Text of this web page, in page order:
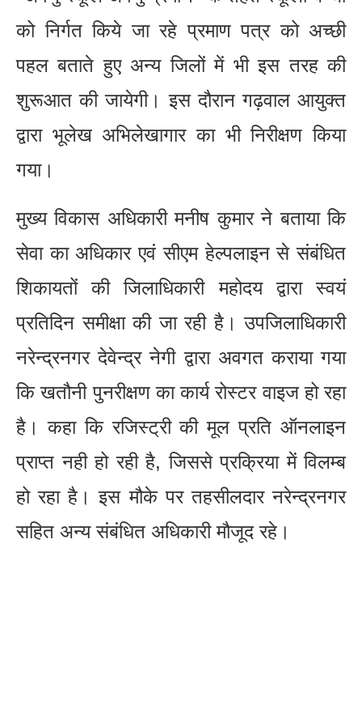
को निर्गत किये जा रहे प्रमाण पत्र को अच्छी
पहल बताते हुए अन्य जिलों में भी इस तरह की
शुरूआत की जायेगी। इस दौरान गढ़वाल आयुक्त
द्वारा भूलेख अभिलेखागार का भी निरीक्षण किया
गया।
मुख्य विकास अधिकारी मनीष कुमार ने बताया कि
सेवा का अधिकार एवं सीएम हेल्पलाइन से संबंधित
शिकायतों की जिलाधिकारी महोदय द्वारा स्वयं
प्रतिदिन समीक्षा की जा रही है। उपजिलाधिकारी
नरेन्द्रनगर देवेन्द्र नेगी द्वारा अवगत कराया गया
कि खतौनी पुनरीक्षण का कार्य रोस्टर वाइज हो रहा
है। कहा कि रजिस्ट्री की मूल प्रति ऑनलाइन
प्राप्त नही हो रही है, जिससे प्रक्रिया में विलम्ब
हो रहा है। इस मौके पर तहसीलदार नरेन्द्रनगर
सहित अन्य संबंधित अधिकारी मौजूद रहे।